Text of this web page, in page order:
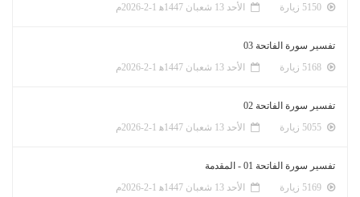
الأحد 13 شعبان 1447ﻫ 1-2-2026م
تفسير سورة الفاتحة 03
الأحد 13 شعبان 1447ﻫ 1-2-2026م
تفسير سورة الفاتحة 02
الأحد 13 شعبان 1447ﻫ 1-2-2026م
تفسير سورة الفاتحة 01 - المقدمة
الأحد 13 شعبان 1447ﻫ 1-2-2026م